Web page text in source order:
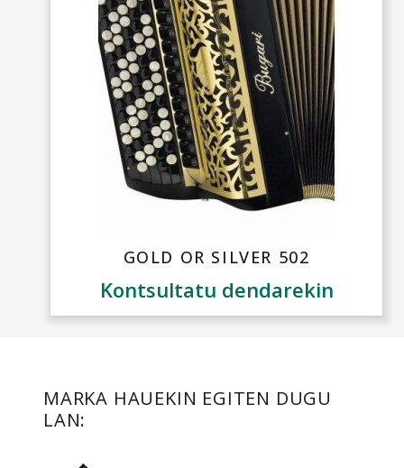
GOLD OR SILVER 502
Kontsultatu dendarekin
MARKA HAUEKIN EGITEN DUGU
LAN: